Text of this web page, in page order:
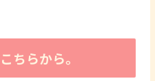
ちらから。